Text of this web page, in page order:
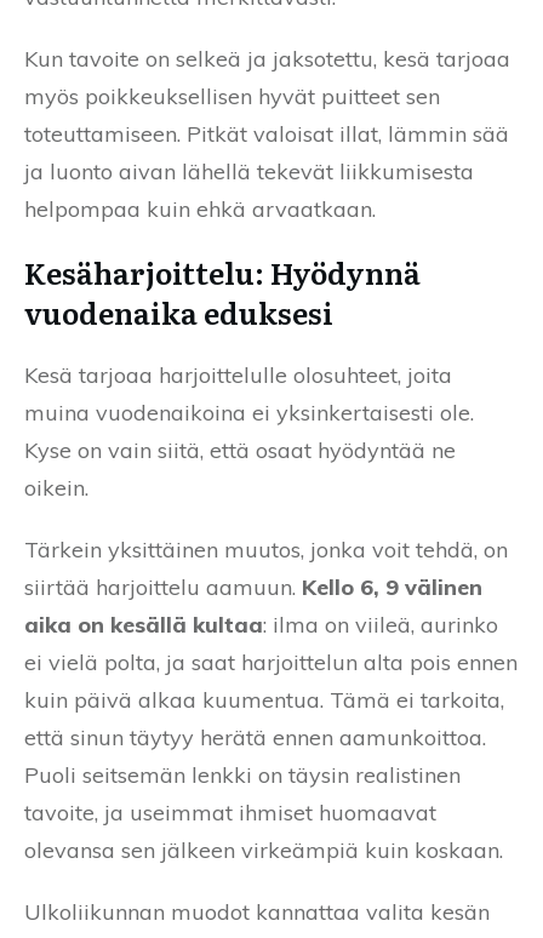
Kun tavoite on selkeä ja jaksotettu, kesä tarjoaa
myös poikkeuksellisen hyvät puitteet sen
toteuttamiseen. Pitkät valoisat illat, lämmin sää
ja luonto aivan lähellä tekevät liikkumisesta
helpompaa kuin ehkä arvaatkaan.
Kesäharjoittelu: Hyödynnä
vuodenaika eduksesi
Kesä tarjoaa harjoittelulle olosuhteet, joita
muina vuodenaikoina ei yksinkertaisesti ole.
Kyse on vain siitä, että osaat hyödyntää ne
oikein.
Tärkein yksittäinen muutos, jonka voit tehdä, on
siirtää harjoittelu aamuun. Kello 6, 9 välinen
aika on kesällä kultaa: ilma on viileä, aurinko
ei vielä polta, ja saat harjoittelun alta pois ennen
kuin päivä alkaa kuumentua. Tämä ei tarkoita,
että sinun täytyy herätä ennen aamunkoittoa.
Puoli seitsemän lenkki on täysin realistinen
tavoite, ja useimmat ihmiset huomaavat
olevansa sen jälkeen virkeämpiä kuin koskaan.
Ulkoliikunnan muodot kannattaa valita kesän